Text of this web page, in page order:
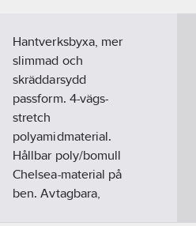
Hantverksbyxa, mer
slimmad och
skräddarsydd
passform. 4-vägs-
stretch
polyamidmaterial.
Hållbar poly/bomull
Chelsea-material på
ben. Avtagbara,